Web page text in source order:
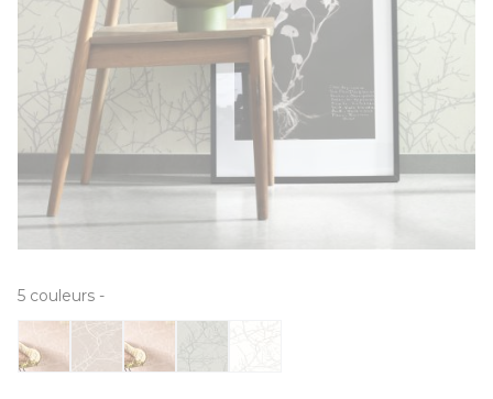
5 couleurs -